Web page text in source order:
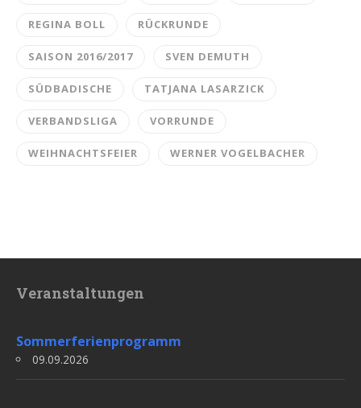
REGINA BOLL RÜCKRUNDE
SAISON 2016/2017 SVEN DEMUTH
SÜDBADISCHE TATJANA LASARZICK
VERBANDSLIGA VORRUNDE
WEIHNACHTSFEIER WERNER VOGELBACHER
Veranstaltungen
Sommerferienprogramm
09.09.2026